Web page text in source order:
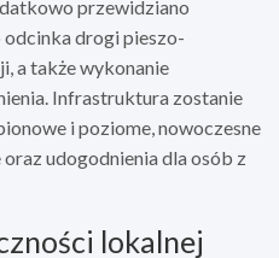
przewidziano
drogi pieszo-
a także wykonanie
Infrastruktura zostanie
i poziome, nowoczesne
udogodnienia dla osób z
lokalnej